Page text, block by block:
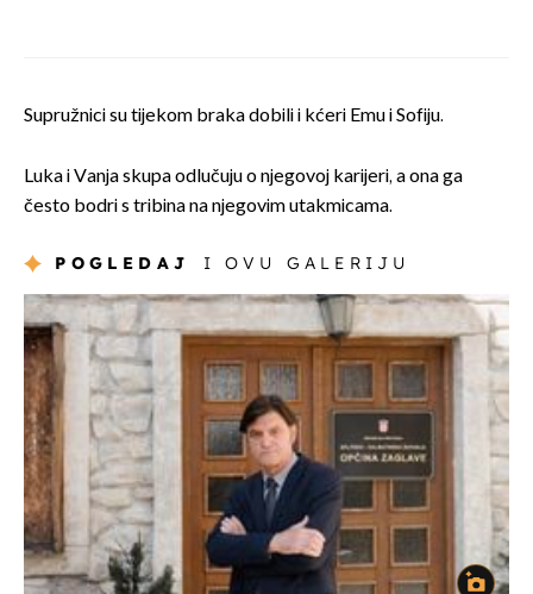
Supružnici su tijekom braka dobili i kćeri Emu i Sofiju.
Luka i Vanja skupa odlučuju o njegovoj karijeri, a ona ga
često bodri s tribina na njegovim utakmicama.
POGLEDAJ I OVU GALERIJU